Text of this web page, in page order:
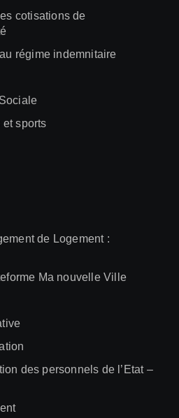
cotisations de
régime indemnitaire
sports
de Logement :
Ma nouvelle Ville
des personnels de l’Etat –